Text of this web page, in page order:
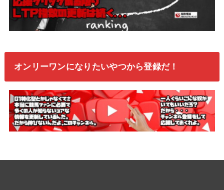
オンリーワンになりたいやつから登録だ！